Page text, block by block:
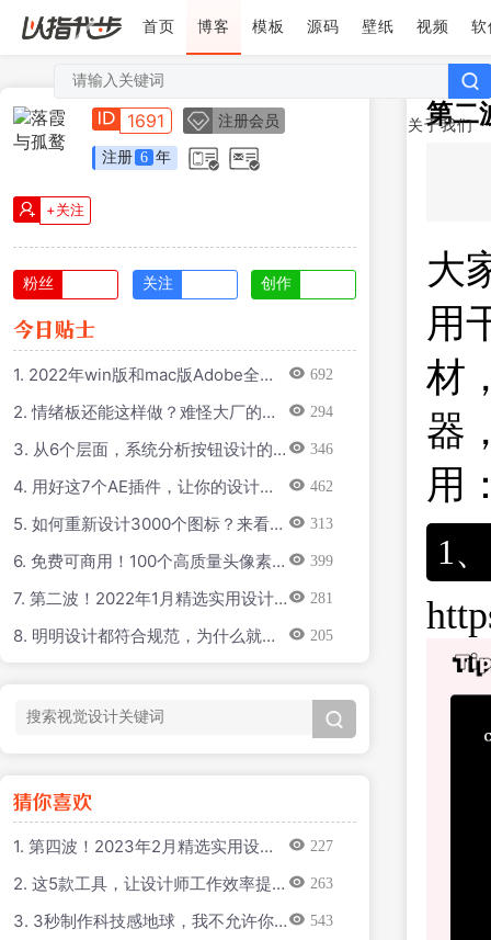
首页 博客 模板 源码 壁纸 视频
关于我们
1691 注册会员
注册 6 年
+关注
粉丝 关注 创作
1. 2022年win版和mac版Adobe全家
编辑等
692
2. 情绪板还能这样做？难怪大厂的设
294
3. 从6个层面，系统分析按钮设计的
346
4. 用好这7个AE插件，让你的设计效
462
5. 如何重新设计3000个图标？来看金
313
6. 免费可商用！100个高质量头像素
399
7. 第二波！2022年1月精选实用设计
281
8. 明明设计都符合规范，为什么就是
205
1. 第四波！2023年2月精选实用设计
227
2. 这5款工具，让设计师工作效率提
263
3. 3秒制作科技感地球，我不允许你
543
第二
大
用
材
器
用
1